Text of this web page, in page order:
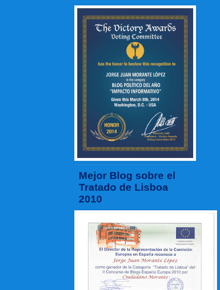
Mejor Blog sobre el
Tratado de Lisboa
2010